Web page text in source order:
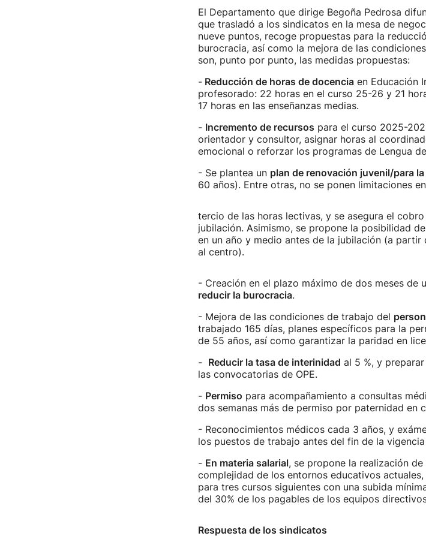
El Departamento que dirige Begoña Pedrosa
que trasladó a los sindicatos en la mesa de
nueve puntos, recoge propuestas para la
burocracia, así como la mejora de las
son, punto por punto, las medidas propuestas:
-Reducción de horas de docenciaen Educación
profesorado: 22 horas en el curso 25-26 y 21
17 horas en las enseñanzas medias.
- Incremento de recursos para el curso 2025-
orientador y consultor, asignar horas al
emocional o reforzar los programas de Lengua
- Se plantea un plan de renovación juvenil/para
60 años). Entre otras, no se ponen limitaciones
tercio de las horas lectivas, y se asegura el
jubilación. Asimismo, se propone la posibilidad
en un año y medio antes de la jubilación (a
al centro).
- Creación en el plazo máximo de dos meses de
reducir la burocracia.
- Mejora de las condiciones de trabajo del
trabajado 165 días, planes específicos para la
de 55 años, así como garantizar la paridad en
- Reducir la tasa de interinidad al 5 %, y
las convocatorias de OPE.
- Permiso para acompañamiento a consultas
dos semanas más de permiso por paternidad en
- Reconocimientos médicos cada 3 años, y
los puestos de trabajo antes del fin de la
- En materia salarial, se propone la realización
complejidad de los entornos educativos
para tres cursos siguientes con una subida
del 30% de los pagables de los equipos
Respuesta de los sindicatos